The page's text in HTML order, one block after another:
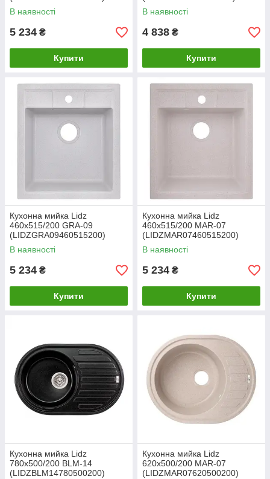
В наявності
5 234 ₴
Купити
В наявності
4 838 ₴
Купити
Кухонна мийка Lidz
460х515/200 GRA-09
(LIDZGRA09460515200)
В наявності
5 234 ₴
Купити
Кухонна мийка Lidz
460х515/200 MAR-07
(LIDZMAR07460515200)
В наявності
5 234 ₴
Купити
Кухонна мийка Lidz
780x500/200 BLM-14
(LIDZBLM14780500200)
Кухонна мийка Lidz
620x500/200 MAR-07
(LIDZMAR07620500200)